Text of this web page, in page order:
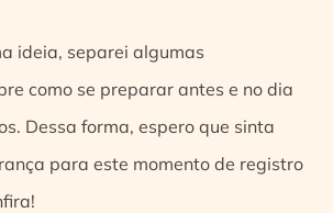
ideia, separei algumas
como se preparar antes e no dia
Dessa forma, espero que sinta
para este momento de registro